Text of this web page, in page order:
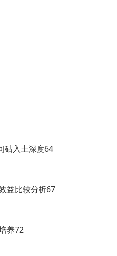
砧入土深度64
益比较分析67
养72